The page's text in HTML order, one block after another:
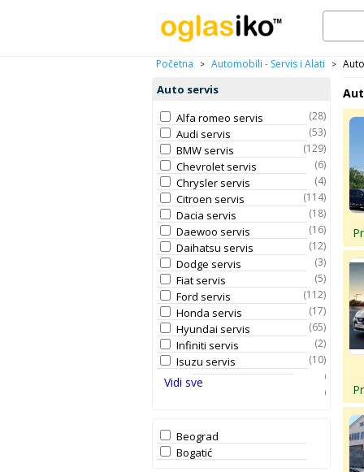
Početna > Automobili - Servis i Alati >
Auto servis
Alfa romeo servis
(28)
Audi servis (53)
BMW servis (129)
Chevrolet servis (6)
Chrysler servis (4)
Citroen servis (114)
Dacia servis (18)
Daewoo servis (16)
Daihatsu servis (12)
Dodge servis (3)
Fiat servis (5)
Ford servis (112)
Honda servis (17)
Hyundai servis (65)
Infiniti servis (2)
Isuzu servis (10)
Jaguar servis (5)
(5)
Lancia servis
Land rover servis
Vidi sve
Beograd
Bogatić